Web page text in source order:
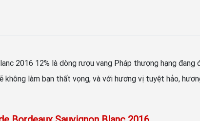
2016 12% là dòng rượu vang Pháp thượng hạng
không làm bạn thất vọng, và với hương vị tuyệt hảo,